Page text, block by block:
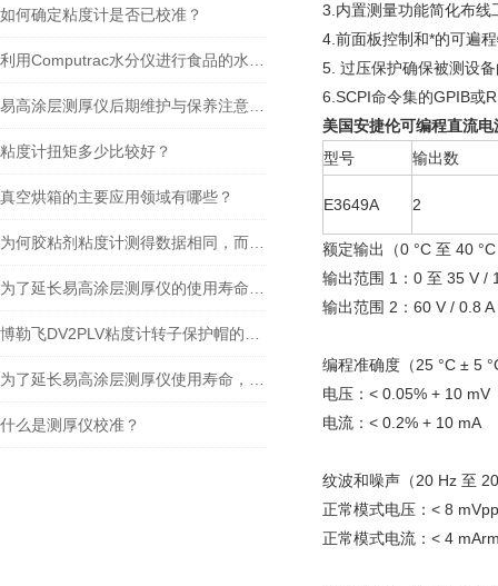
如何确定粘度计是否已校准？
粘度计扭矩多少比较好？
真空烘箱的主要应用领域有哪些？
什么是测厚仪校准？
3.内置测量功能简化布线
4.前面板控制和*的可遍
5. 过压保护确保被测设
6.SCPI命令集的GPIB或
美国安捷伦可编程直流
型号
输出数
E3649A 2
额定输出（0 °C 至 40
输出范围 1：0 至 35 V /
输出范围 2：60 V / 0.8 A
编程准确度（25 °C ± 5
电压：< 0.05% + 10 mV
电流：< 0.2% + 10 mA
纹波和噪声（20 Hz 至
正常模式电压：< 8
正常模式电流：< 4